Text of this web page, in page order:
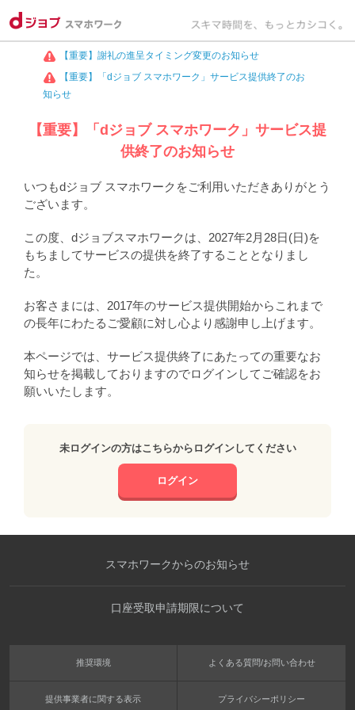
【重要】謝礼の進呈タイミング変更のお知らせ
【重要】「dジョブ スマホワーク」サービス提供終了のお
知らせ
【重要】「dジョブ スマホワーク」サービス提
供終了のお知らせ
いつもdジョブ スマホワークをご利用いただきありがとう
ございます。
この度、dジョブスマホワークは、2027年2月28日(日)を
もちましてサービスの提供を終了することとなりまし
た。
お客さまには、2017年のサービス提供開始からこれまで
の長年にわたるご愛顧に対し心より感謝申し上げます。
本ページでは、サービス提供終了にあたっての重要なお
知らせを掲載しておりますのでログインしてご確認をお
願いいたします。
未ログインの方はこちらからログインしてください
ログイン
スマホワークからのお知らせ
口座受取申請期限について
推奨環境 よくある質問/お問い合わせ
提供事業者に関する表示 プライバシーポリシー